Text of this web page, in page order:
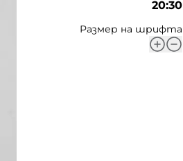
20:30
Размер на шрифта